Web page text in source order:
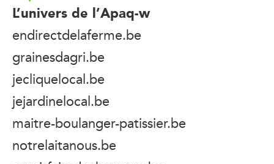
L’univers de l’Apaq-w
endirectdelaferme.be
grainesdagri.be
jecliquelocal.be
jejardinelocal.be
maitre-boulanger-patissier.be
notrelaitanous.be